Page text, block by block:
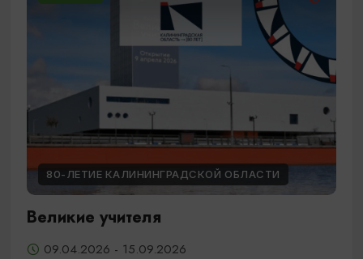
80-ЛЕТИЕ КАЛИНИНГРАДСКОЙ ОБЛАСТИ
Великие учителя
09.04.2026 - 15.09.2026